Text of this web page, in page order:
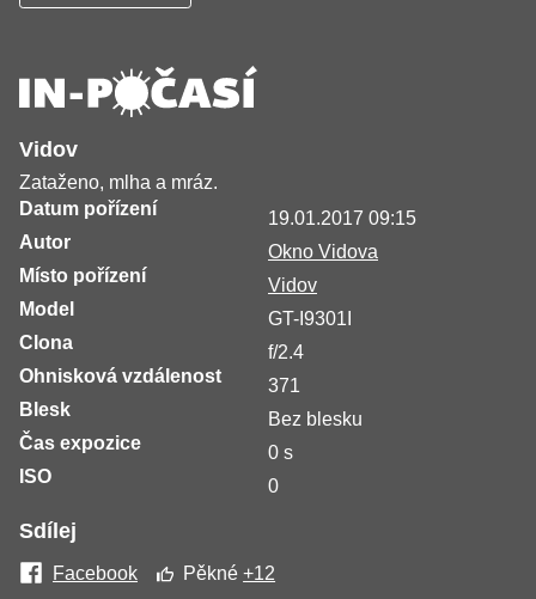
Vidov
Zataženo, mlha a mráz.
Datum pořízení
19.01.2017 09:15
Autor
Okno Vidova
Místo pořízení
Vidov
Model
GT-I9301I
Clona
f/2.4
Ohnisková vzdálenost
371
Blesk
Bez blesku
Čas expozice
0 s
ISO
0
Sdílej
Facebook Pěkné+12